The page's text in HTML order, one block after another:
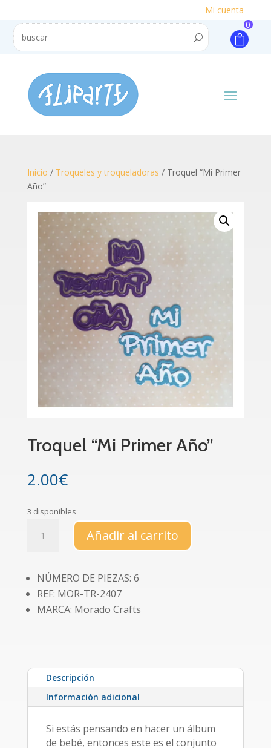
Mi cuenta
0
Inicio / Troqueles y troqueladoras / Troquel “Mi Primer
Año”
Troquel “Mi Primer Año”
2.00€
3 disponibles
cantidad
Añadir al carrito
NÚMERO DE PIEZAS: 6
REF: MOR-TR-2407
MARCA: Morado Crafts
Descripción
Información adicional
Si estás pensando en hacer un álbum
de bebé, entonces este es el conjunto